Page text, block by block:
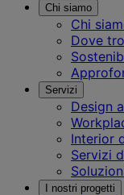
Chi siamo
Chi
Dove
Servizi
Design
Interior
Servizi
I nostri progetti